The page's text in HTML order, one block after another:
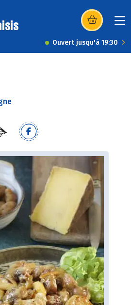
(s’ouvre dans
Ouvert jusqu'à 19:30